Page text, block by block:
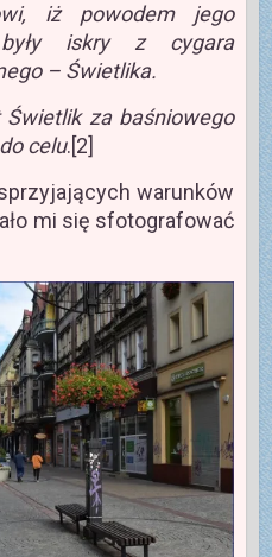
iż powodem jego
iskry z cygara
– Świetlika.
za baśniowego
celu.[2]
warunków
mi się sfotografować